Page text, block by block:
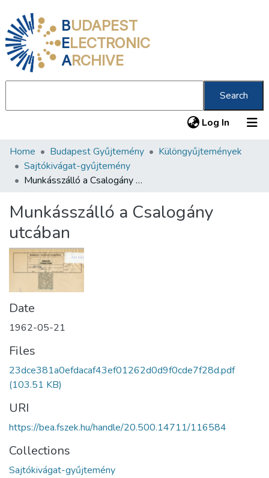
BUDAPEST
ELECTRONIC
ARCHIVE
Search
Log In (current)
Communities & Collections
All of DSpace
About us
Home Budapest Gyűjtemény
Különgyűjtemények
Sajtókivágat-gyűjtemény
Munkásszálló a Csalogány utcában
Munkásszálló a Csalogány
utcában
Date
1962-05-21
Files
23dce381a0efdacaf43ef01262d0d9f0cde7f28d.pdf
(103.51 KB)
URI
https://bea.fszek.hu/handle/20.500.14711/116584
Collections
Sajtókivágat-gyűjtemény